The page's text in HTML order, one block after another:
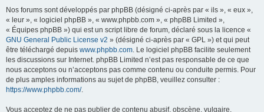
Nos forums sont développés par phpBB (désigné ci-après par « ils », « eux »,
« leur », « logiciel phpBB », « www.phpbb.com », « phpBB Limited »,
« Équipes phpBB ») qui est un script libre de forum, déclaré sous la licence «
GNU General Public License v2 » (désigné ci-après par « GPL ») et qui peut
être téléchargé depuis www.phpbb.com. Le logiciel phpBB facilite seulement
les discussions sur Internet. phpBB Limited n’est pas responsable de ce que
nous acceptons ou n’acceptons pas comme contenu ou conduite permis. Pour
de plus amples informations au sujet de phpBB, veuillez consulter :
https://www.phpbb.com/.
Vous acceptez de ne pas publier de contenu abusif, obscène, vulgaire,